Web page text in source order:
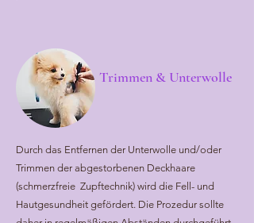
Trimmen & Unterwolle
Durch das Entfernen der Unterwolle und/oder
Trimmen der abgestorbenen Deckhaare
(schmerzfreie Zupftechnik) wird die Fell- und
Hautgesundheit gefördert. Die Prozedur sollte